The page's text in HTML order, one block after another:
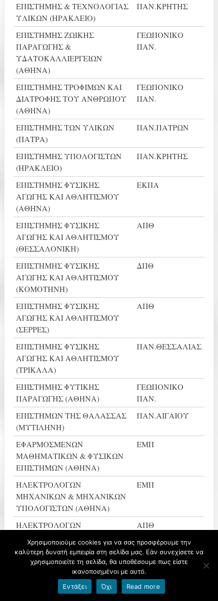
ΕΠΙΣΤΗΜΗΣ & ΤΕΧΝΟΛΟΓΙΑΣ
ΥΛΙΚΩΝ (ΗΡΑΚΛΕΙΟ)
ΠΑΝ.ΚΡΗΤΗΣ
ΕΠΙΣΤΗΜΗΣ ΖΩΙΚΗΣ
ΠΑΡΑΓΩΓΗΣ &
ΥΔΑΤΟΚΑΛΛΙΕΡΓΕΙΩΝ
(ΑΘΗΝΑ)
ΓΕΩΠΟΝΙΚΟ
ΠΑΝ.
ΕΠΙΣΤΗΜΗΣ ΤΡΟΦΙΜΩΝ ΚΑΙ
ΔΙΑΤΡΟΦΗΣ ΤΟΥ ΑΝΘΡΩΠΟΥ
(ΑΘΗΝΑ)
ΓΕΩΠΟΝΙΚΟ
ΠΑΝ.
ΕΠΙΣΤΗΜΗΣ ΤΩΝ ΥΛΙΚΩΝ
(ΠΑΤΡΑ)
ΠΑΝ.ΠΑΤΡΩΝ
ΕΠΙΣΤΗΜΗΣ ΥΠΟΛΟΓΙΣΤΩΝ
(ΗΡΑΚΛΕΙΟ)
ΠΑΝ.ΚΡΗΤΗΣ
ΕΠΙΣΤΗΜΗΣ ΦΥΣΙΚΗΣ
ΑΓΩΓΗΣ ΚΑΙ ΑΘΛΗΤΙΣΜΟΥ
(ΑΘΗΝΑ)
ΕΚΠΑ
ΕΠΙΣΤΗΜΗΣ ΦΥΣΙΚΗΣ
ΑΓΩΓΗΣ ΚΑΙ ΑΘΛΗΤΙΣΜΟΥ
(ΘΕΣΣΑΛΟΝΙΚΗ)
ΑΠΘ
ΕΠΙΣΤΗΜΗΣ ΦΥΣΙΚΗΣ
ΑΓΩΓΗΣ ΚΑΙ ΑΘΛΗΤΙΣΜΟΥ
(ΚΟΜΟΤΗΝΗ)
ΔΠΘ
ΕΠΙΣΤΗΜΗΣ ΦΥΣΙΚΗΣ
ΑΓΩΓΗΣ ΚΑΙ ΑΘΛΗΤΙΣΜΟΥ
(ΣΕΡΡΕΣ)
ΑΠΘ
ΕΠΙΣΤΗΜΗΣ ΦΥΣΙΚΗΣ
ΑΓΩΓΗΣ ΚΑΙ ΑΘΛΗΤΙΣΜΟΥ
(ΤΡΙΚΑΛΑ)
ΠΑΝ.ΘΕΣΣΑΛΙΑΣ
ΕΠΙΣΤΗΜΗΣ ΦΥΤΙΚΗΣ
ΠΑΡΑΓΩΓΗΣ (ΑΘΗΝΑ)
ΓΕΩΠΟΝΙΚΟ
ΠΑΝ.
ΕΠΙΣΤΗΜΩΝ ΤΗΣ ΘΑΛΑΣΣΑΣ
(ΜΥΤΙΛΗΝΗ)
ΠΑΝ.ΑΙΓΑΙΟΥ
ΕΦΑΡΜΟΣΜΕΝΩΝ
ΜΑΘΗΜΑΤΙΚΩΝ & ΦΥΣΙΚΩΝ
ΕΠΙΣΤΗΜΩΝ (ΑΘΗΝΑ)
ΕΜΠ
ΗΛΕΚΤΡΟΛΟΓΩΝ
ΜΗΧΑΝΙΚΩΝ & ΜΗΧΑΝΙΚΩΝ
ΥΠΟΛΟΓΙΣΤΩΝ (ΑΘΗΝΑ)
ΕΜΠ
ΗΛΕΚΤΡΟΛΟΓΩΝ
ΥΠΟΛΟΓΙΣΤΩΝ
(ΘΕΣΣΑΛΟΝΙΚΗ)
ΑΠΘ
ΗΛΕΚΤΡΟΛΟΓΩΝ
ΜΗΧΑΝΙΚΩΝ & ΜΗΧΑΝΙΚΩΝ
ΠΑΝ.ΘΕΣΣΑΛΙΑΣ
Χρησιμοποιούμε cookies για να σας προσφέρουμε την
καλύτερη δυνατή εμπειρία στη σελίδα μας. Εάν συνεχίσετε να
χρησιμοποιείτε τη σελίδα, θα υποθέσουμε πως είστε
ικανοποιημένοι με αυτό.
Εντάξει
Όχι Read more